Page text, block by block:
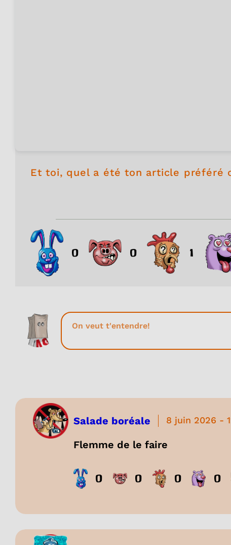
Et toi, quel a été ton article préféré
0 0 1
Salade boréale 8 juin 2026 -
Flemme de le faire
0 0 0 0